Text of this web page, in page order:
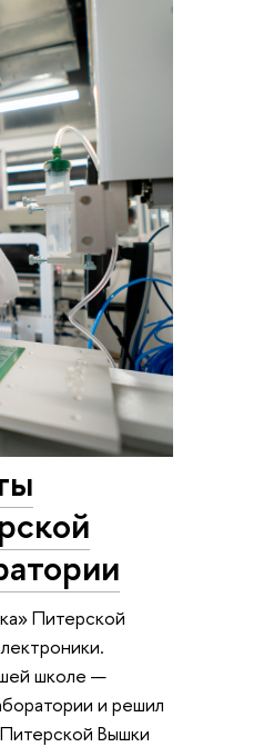
Питерской
школе —
и решил
Вышки